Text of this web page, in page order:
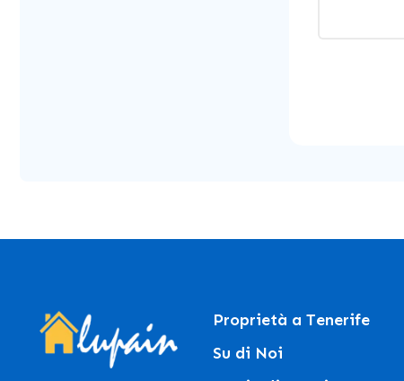
Proprietà a Tenerife
Su di Noi